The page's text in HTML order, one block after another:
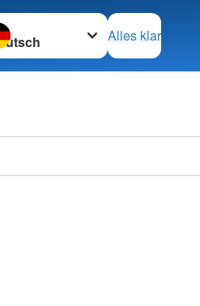
wechseln zu
Alles klar